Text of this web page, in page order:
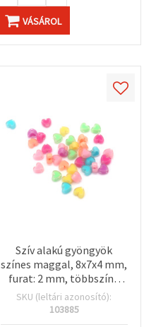
VÁSÁROL
Szív alakú gyöngyök
színes maggal, 8x7x4 mm,
furat: 2 mm, többszínű
mix, 20 g (kb. 20 db)
SKU (leltári azonosító):
103885